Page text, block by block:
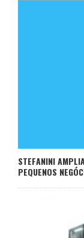
STEFANINI
PEQUENOS